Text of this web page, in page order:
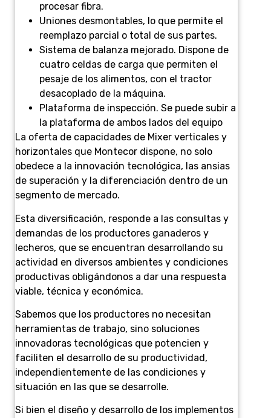
procesar fibra.
Uniones desmontables, lo que permite el
reemplazo parcial o total de sus partes.
Sistema de balanza mejorado. Dispone de
cuatro celdas de carga que permiten el
pesaje de los alimentos, con el tractor
desacoplado de la máquina.
Plataforma de inspección. Se puede subir a
la plataforma de ambos lados del equipo
La oferta de capacidades de Mixer verticales y
horizontales que Montecor dispone, no solo
obedece a la innovación tecnológica, las ansias
de superación y la diferenciación dentro de un
segmento de mercado.
Esta diversificación, responde a las consultas y
demandas de los productores ganaderos y
lecheros, que se encuentran desarrollando su
actividad en diversos ambientes y condiciones
productivas obligándonos a dar una respuesta
viable, técnica y económica.
Sabemos que los productores no necesitan
herramientas de trabajo, sino soluciones
innovadoras tecnológicas que potencien y
faciliten el desarrollo de su productividad,
independientemente de las condiciones y
situación en las que se desarrolle.
Si bien el diseño y desarrollo de los implementos